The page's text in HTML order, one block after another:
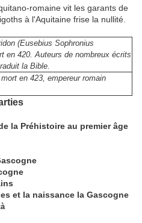
romaine vit les garants de
à l'Aquitaine frise la nullité.
(Eusebius Sophronius
en 420. Auteurs de nombreux écrits
la Bible.
en 423, empereur romain
la Préhistoire au premier âge
et la naissance la Gascogne